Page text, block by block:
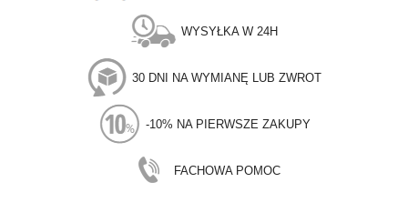
WYSYŁKA W 24H
30 DNI NA WYMIANĘ LUB ZWROT
-10% NA PIERWSZE ZAKUPY
FACHOWA POMOC